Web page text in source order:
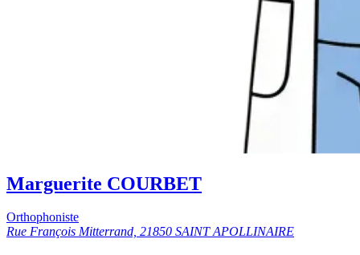
Marguerite COURBET
Orthophoniste
Rue François Mitterrand, 21850 SAINT APOLLINAIRE